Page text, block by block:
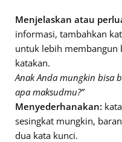
Menjelaskan atau
informasi, tambahkan
untuk lebih membangun
katakan.
Anak Anda mungkin bisa
apa maksudmu?”
Menyederhanakan:
sesingkat mungkin,
dua kata kunci.